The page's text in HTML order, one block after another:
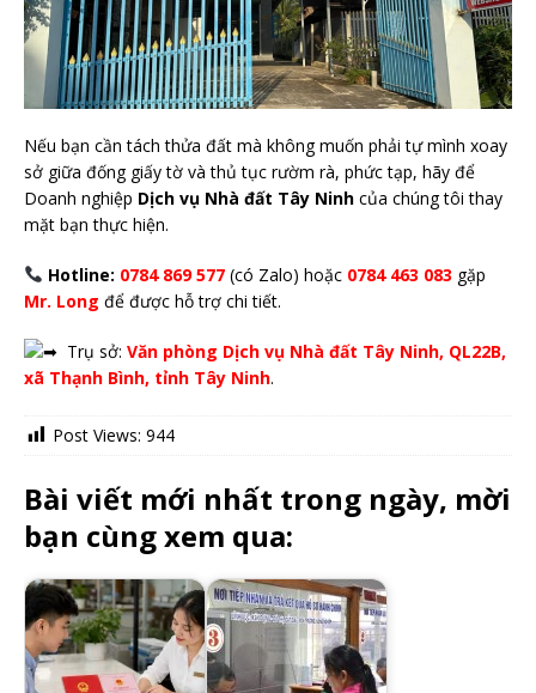
Nếu bạn cần tách thửa đất mà không muốn phải tự mình xoay
sở giữa đống giấy tờ và thủ tục rườm rà, phức tạp, hãy để
Doanh nghiệp Dịch vụ Nhà đất Tây Ninh của chúng tôi thay
mặt bạn thực hiện.
Hotline: 0784 869 577 (có Zalo) hoặc0784 463 083 gặp
Mr. Long để được hỗ trợ chi tiết.
Trụ sở: Văn phòng Dịch vụ Nhà đất Tây Ninh, QL22B,
xã Thạnh Bình, tỉnh Tây Ninh.
Post Views: 944
Bài viết mới nhất trong ngày, mời
bạn cùng xem qua: